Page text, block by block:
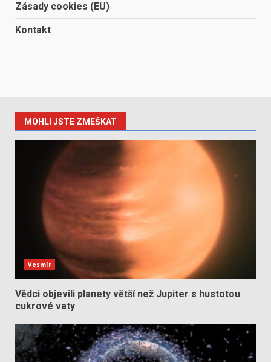
Zásady cookies (EU)
Kontakt
MOHLI JSTE ZMEŠKAT
Vesmír
Vědci objevili planety větší než Jupiter s hustotou
cukrové vaty